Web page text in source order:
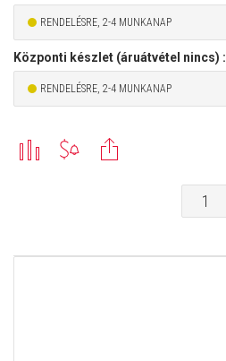
RENDELÉSRE, 2-4 MUNKANAP
Központi készlet (áruátvétel nincs) :
RENDELÉSRE, 2-4 MUNKANAP